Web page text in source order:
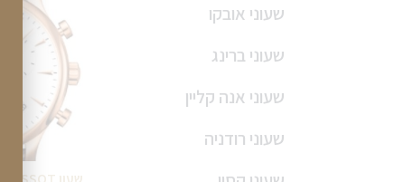
שעוני אובקו
שעוני ברינג
שעוני אנה קליין
שעוני רודניה